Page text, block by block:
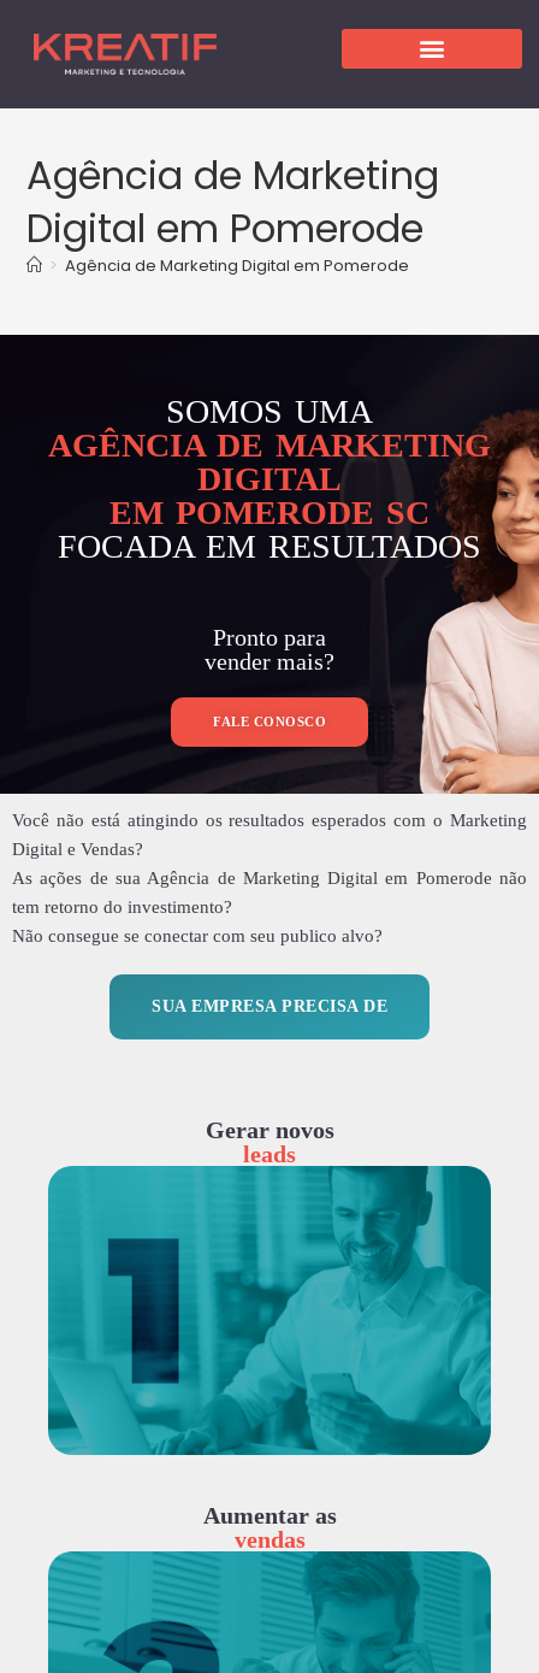
Agência de Marketing
Digital em Pomerode
> Agência de Marketing Digital em Pomerode
SOMOS UMA
AGÊNCIA DE MARKETING
DIGITAL
EM POMERODE SC
FOCADA EM RESULTADOS
Pronto para
vender mais?
FALE CONOSCO
Você não está atingindo os resultados esperados com o Marketing
Digital e Vendas?
As ações de sua Agência de Marketing Digital em Pomerode não
tem retorno do investimento?
Não consegue se conectar com seu publico alvo?
SUA EMPRESA PRECISA DE
Gerar novos
leads
Aumentar as
vendas